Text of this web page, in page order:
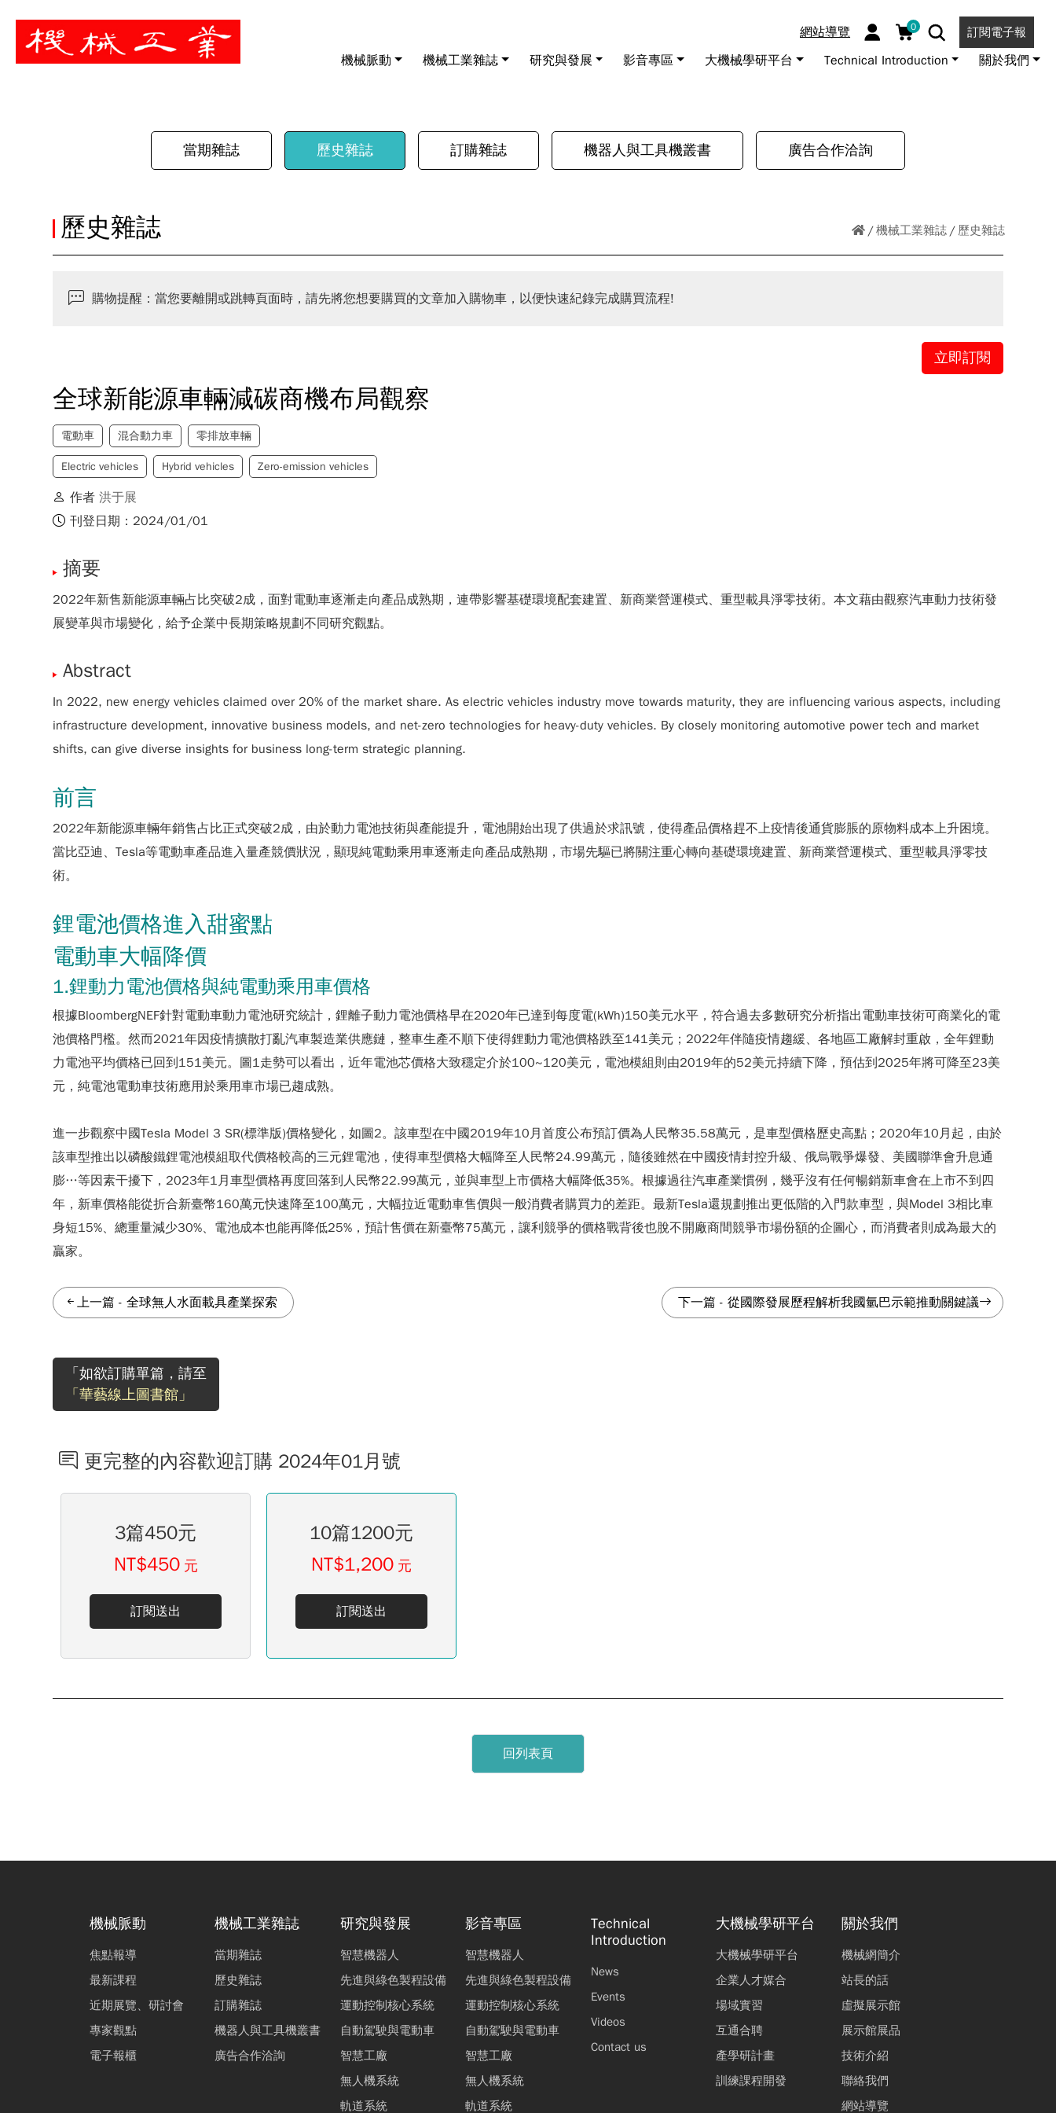
網站導覽 0 訂閱電子報
機械脈動 機械工業雜誌 研究與發展 影音專區 大機械學研平台 Technical Introduction 關於我們
暫停
當期雜誌 歷史雜誌 訂購雜誌 機器人與工具機叢書 廣告合作洽詢
機械工業雜誌 歷史雜誌
歷史雜誌
購物提醒：當您要離開或跳轉頁面時，請先將您想要購買的文章加入購物車，以便快速紀錄完成購買流程!
立即訂閱
全球新能源車輛減碳商機布局觀察
電動車 混合動力車 零排放車輛
Electric vehicles Hybrid vehicles Zero-emission vehicles
作者洪于展
刊登日期：2024/01/01
摘要
2022年新售新能源車輛占比突破2成，面對電動車逐漸走向產品成熟期，連帶影響基礎環境配套建置、新商業營運模式、重型載具淨零技術。本文藉由觀察汽車動力技術發
展變革與市場變化，給予企業中長期策略規劃不同研究觀點。
Abstract
In 2022, new energy vehicles claimed over 20% of the market share. As electric vehicles industry move towards maturity, they are influencing various aspects, including
infrastructure development, innovative business models, and net-zero technologies for heavy-duty vehicles. By closely monitoring automotive power tech and market
shifts, can give diverse insights for business long-term strategic planning.
前言
2022年新能源車輛年銷售占比正式突破2成，由於動力電池技術與產能提升，電池開始出現了供過於求訊號，使得產品價格趕不上疫情後通貨膨脹的原物料成本上升困境。
當比亞迪、Tesla等電動車產品進入量產競價狀況，顯現純電動乘用車逐漸走向產品成熟期，市場先驅已將關注重心轉向基礎環境建置、新商業營運模式、重型載具淨零技
術。
鋰電池價格進入甜蜜點
電動車大幅降價
1.鋰動力電池價格與純電動乘用車價格
根據BloombergNEF針對電動車動力電池研究統計，鋰離子動力電池價格早在2020年已達到每度電(kWh)150美元水平，符合過去多數研究分析指出電動車技術可商業化的電
池價格門檻。然而2021年因疫情擴散打亂汽車製造業供應鏈，整車生產不順下使得鋰動力電池價格跌至141美元；2022年伴隨疫情趨緩、各地區工廠解封重啟，全年鋰動
力電池平均價格已回到151美元。圖1走勢可以看出，近年電池芯價格大致穩定介於100~120美元，電池模組則由2019年的52美元持續下降，預估到2025年將可降至23美
元，純電池電動車技術應用於乘用車市場已趨成熟。
進一步觀察中國Tesla Model 3 SR(標準版)價格變化，如圖2。該車型在中國2019年10月首度公布預訂價為人民幣35.58萬元，是車型價格歷史高點；2020年10月起，由於
該車型推出以磷酸鐵鋰電池模組取代價格較高的三元鋰電池，使得車型價格大幅降至人民幣24.99萬元，隨後雖然在中國疫情封控升級、俄烏戰爭爆發、美國聯準會升息通
膨…等因素干擾下，2023年1月車型價格再度回落到人民幣22.99萬元，並與車型上市價格大幅降低35%。根據過往汽車產業慣例，幾乎沒有任何暢銷新車會在上市不到四
年，新車價格能從折合新臺幣160萬元快速降至100萬元，大幅拉近電動車售價與一般消費者購買力的差距。最新Tesla還規劃推出更低階的入門款車型，與Model 3相比車
身短15%、總重量減少30%、電池成本也能再降低25%，預計售價在新臺幣75萬元，讓利競爭的價格戰背後也脫不開廠商間競爭市場份額的企圖心，而消費者則成為最大的
贏家。
上一篇 -全球無人水面載具產業探索 下一篇 - 從國際發展歷程解析我國氫巴示範推動關鍵議
「如欲訂購單篇，請至
「華藝線上圖書館」
更完整的內容歡迎訂購 2024年01月號
3篇450元
NT$450 元
訂閱送出
10篇1200元
NT$1,200 元
訂閱送出
回列表頁
機械脈動
焦點報導
最新課程
近期展覽、研討會
專家觀點
電子報櫃
機械工業雜誌
當期雜誌
歷史雜誌
訂購雜誌
機器人與工具機叢書
廣告合作洽詢
研究與發展
智慧機器人
先進與綠色製程設備
運動控制核心系統
自動駕駛與電動車
智慧工廠
無人機系統
軌道系統
影音專區
智慧機器人
先進與綠色製程設備
運動控制核心系統
自動駕駛與電動車
智慧工廠
無人機系統
軌道系統
Technical
Introduction
News
Events
Videos
Contact us
大機械學研平台
大機械學研平台
企業人才媒合
場域實習
互通合聘
產學研計畫
訓練課程開發
關於我們
機械網簡介
站長的話
虛擬展示館
展示館展品
技術介紹
聯絡我們
網站導覽